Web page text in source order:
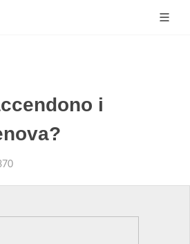
i